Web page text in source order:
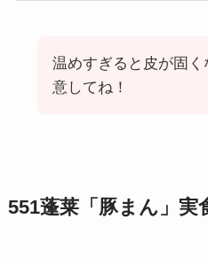
温めすぎると皮が固く
意してね！
551蓬莱「豚まん」実